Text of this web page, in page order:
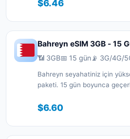
$6.46
Bahreyn eSIM 3GB - 15
📶 3GB📅 15 gün📡 3G/4G/
Bahreyn seyahatiniz için
paketi. 15 gün boyunca
$6.60